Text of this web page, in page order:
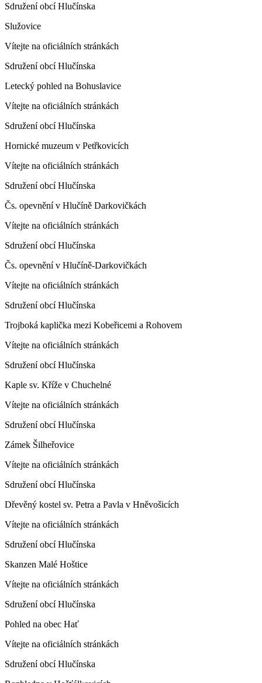
Sdružení obcí Hlučínska
Služovice
Vítejte na oficiálních stránkách
Sdružení obcí Hlučínska
Letecký pohled na Bohuslavice
Vítejte na oficiálních stránkách
Sdružení obcí Hlučínska
Hornické muzeum v Petřkovicích
Vítejte na oficiálních stránkách
Sdružení obcí Hlučínska
Čs. opevnění v Hlučíně Darkovičkách
Vítejte na oficiálních stránkách
Sdružení obcí Hlučínska
Čs. opevnění v Hlučíně-Darkovičkách
Vítejte na oficiálních stránkách
Sdružení obcí Hlučínska
Trojboká kaplička mezi Kobeřicemi a Rohovem
Vítejte na oficiálních stránkách
Sdružení obcí Hlučínska
Kaple sv. Kříže v Chuchelné
Vítejte na oficiálních stránkách
Sdružení obcí Hlučínska
Zámek Šilheřovice
Vítejte na oficiálních stránkách
Sdružení obcí Hlučínska
Dřevěný kostel sv. Petra a Pavla v Hněvošicích
Vítejte na oficiálních stránkách
Sdružení obcí Hlučínska
Skanzen Malé Hoštice
Vítejte na oficiálních stránkách
Sdružení obcí Hlučínska
Pohled na obec Hať
Vítejte na oficiálních stránkách
Sdružení obcí Hlučínska